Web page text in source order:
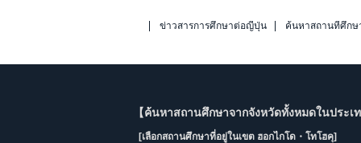
ข่าวสารการศึกษาต่อญี่ปุ่น ค้นหาสถานที่ศึกษ
【ค้นหาสถานศึกษาจากจังหวัดทั้งหมดในประเ
[เลือกสถานศึกษาที่อยู่ในเขต ฮอกไกโด・โทโฮคุ]